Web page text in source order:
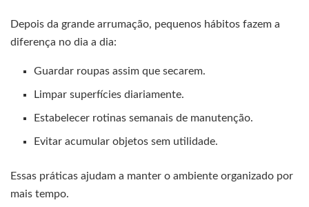
Depois da grande arrumação, pequenos hábitos fazem a
diferença no dia a dia:
Guardar roupas assim que secarem.
Limpar superfícies diariamente.
Estabelecer rotinas semanais de manutenção.
Evitar acumular objetos sem utilidade.
Essas práticas ajudam a manter o ambiente organizado por
mais tempo.